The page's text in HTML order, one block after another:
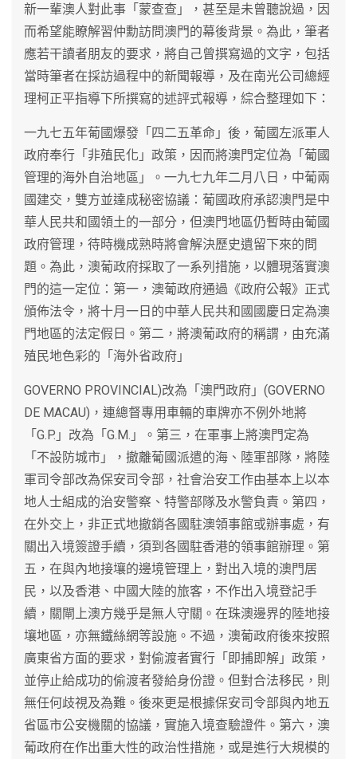
新一輩澳人對此事「蒙查查」，甚至是未曾聽說過，因
而希望能瞭解習仲勳訪問澳門的幕後背景。為此，筆者
應若干讀者朋友的要求，將自己曾撰寫過的文字，包括
當時筆者在採訪過程中的新聞報導，及在南光公司總經
理柯正平指導下所撰寫的述評式報導，綜合整理如下：
一九七五年葡國爆發「四二五革命」後，葡國左派軍人
政府奉行「非殖民化」政策，因而將澳門定位為「葡國
管理的海外自治地區」。一九七九年二月八日，中葡兩
國建交，雙方並達成秘密協議：葡國政府承認澳門是中
華人民共和國領土的一部分，但澳門地區仍暫時由葡國
政府管理，待時機成熟時將會解決歷史遺留下來的問
題。為此，澳葡政府採取了一系列措施，以體現落實澳
門的這一定位：第一，澳葡政府通過《政府公報》正式
頒佈法令，將十月一日的中華人民共和國國慶日定為澳
門地區的法定假日。第二，將澳葡政府的稱謂，由充滿
殖民地色彩的「海外省政府」
GOVERNO PROVINCIAL)改為「澳門政府」(GOVERNO
DE MACAU)，連總督專用車輛的車牌亦不例外地將
「G.P.」改為「G.M.」。第三，在軍事上將澳門定為
「不設防城市」，撤離葡國派遣的海、陸軍部隊，將陸
軍司令部改為保安司令部，社會治安工作由基本上以本
地人士組成的治安警察、特警部隊及水警負責。第四，
在外交上，非正式地撤銷各國駐澳領事館或辦事處，有
關出入境簽證手續，須到各國駐香港的領事館辦理。第
五，在與內地接壤的邊境管理上，對出入境的澳門居
民，以及香港、中國大陸的旅客，不作出入境登記手
續，關閘上澳方幾乎是無人守關。在珠澳邊界的陸地接
壤地區，亦無鐵絲網等設施。不過，澳葡政府後來按照
廣東省方面的要求，對偷渡者實行「即捕即解」政策，
並停止給成功的偷渡者發給身份證。但對合法移民，則
無任何歧視及為難。後來更是根據保安司令部與內地五
省區市公安機關的協議，實施入境查驗證件。第六，澳
葡政府在作出重大性的政治性措施，或是進行大規模的